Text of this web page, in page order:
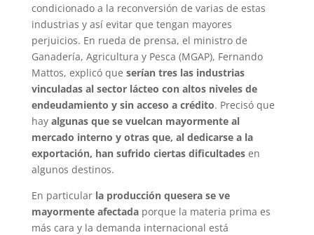
condicionado a la reconversión de varias de estas
industrias y así evitar que tengan mayores
perjuicios. En rueda de prensa, el ministro de
Ganadería, Agricultura y Pesca (MGAP), Fernando
Mattos, explicó que serían tres las industrias
vinculadas al sector lácteo con altos niveles de
endeudamiento y sin acceso a crédito. Precisó que
hay algunas que se vuelcan mayormente al
mercado interno y otras que, al dedicarse a la
exportación, han sufrido ciertas dificultadesen
algunos destinos.
En particular la producción quesera se ve
mayormente afectadaporque la materia prima es
más cara y la demanda internacional está